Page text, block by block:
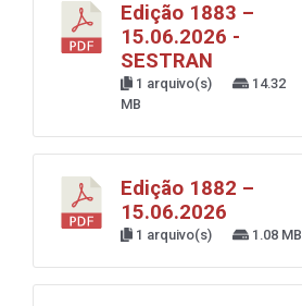
Edição 1883 –
15.06.2026 -
SESTRAN
1 arquivo(s)
14.32
MB
Edição 1882 –
15.06.2026
1 arquivo(s) 1.08 MB